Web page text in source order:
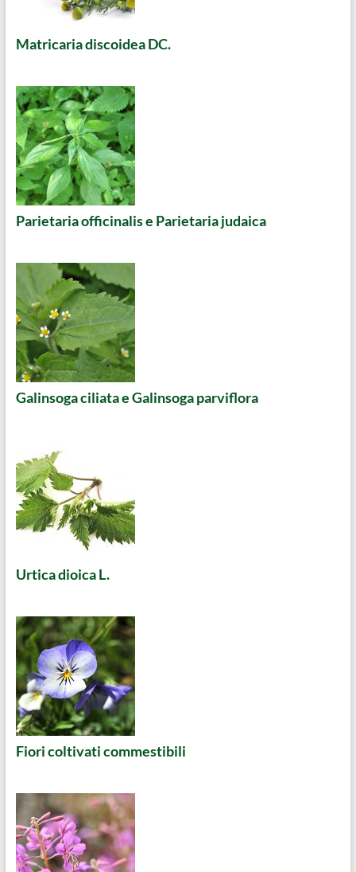
Matricaria discoidea DC.
Parietaria officinalis e Parietaria judaica
Galinsoga ciliata e Galinsoga parviflora
Urtica dioica L.
Fiori coltivati commestibili